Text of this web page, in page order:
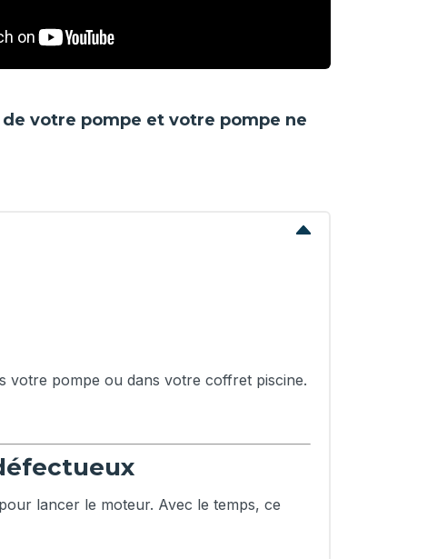
votre pompe et votre pompe ne
votre pompe ou dans votre coffret piscine.
lancer le moteur. Avec le temps, ce